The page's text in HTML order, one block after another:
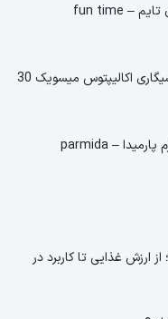
اسپری خوشبو کننده دهان افراد سیگاری اکالیپتوس میسویک 30
ارزش غذایی تا کاربرد در